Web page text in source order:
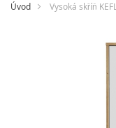
obsah
Úvod Vysoká skříň